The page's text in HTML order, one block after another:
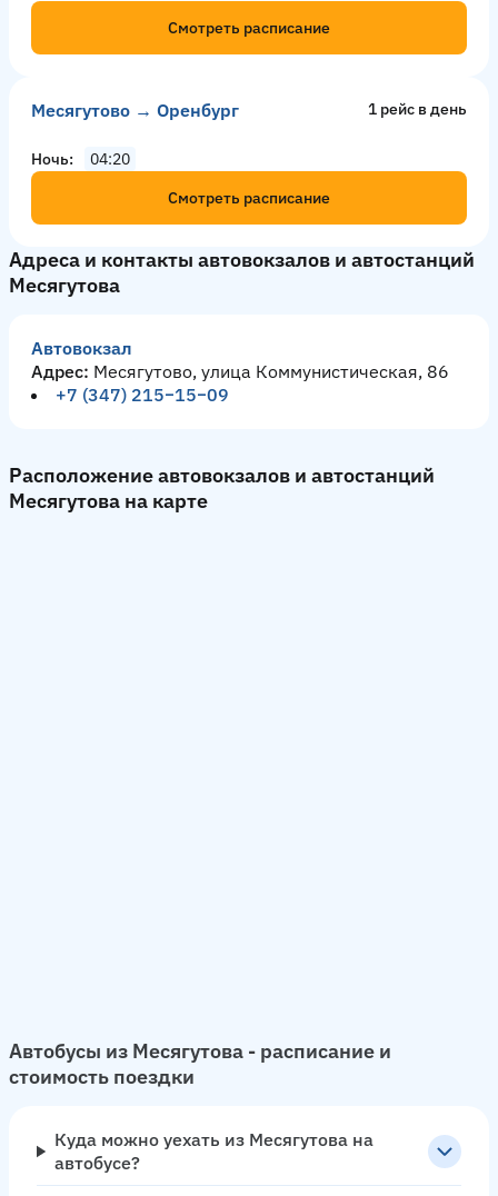
Смотреть расписание
Месягутово → Оренбург 1 рейс в день
Ночь
04:20
Смотреть расписание
Адреса и контакты автовокзалов и автостанций
Месягутова
Автовокзал
Адрес: Месягутово, улица Коммунистическая, 86
+7 (347) 215‒15‒09
Расположение автовокзалов и автостанций
Месягутова на карте
Автобусы из Месягутова - расписание и
стоимость поездки
Куда можно уехать из Месягутова на
автобусе?